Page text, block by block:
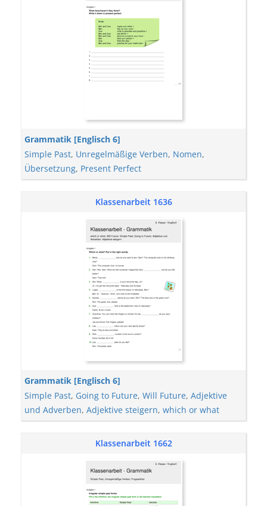
Grammatik [Englisch 6]
Simple Past, Unregelmäßige Verben, Nomen,
Übersetzung, Present Perfect
Klassenarbeit 1636
Grammatik [Englisch 6]
Simple Past, Going to Future, Will Future, Adjektive
und Adverben, Adjektive steigern, which or what
Klassenarbeit 1662